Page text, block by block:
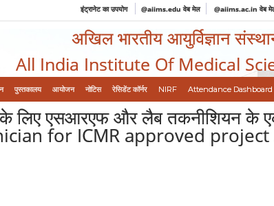
इंट्रानेट का उपयोग @aiims.edu वेब मेल @aiims.ac.in वेब
अखिल भारतीय आयुर्विज्ञान
All India Institute Of Medical
पुस्तकालय आयोजन नोटिस रेसिडेंट कॉर्नर NIRF Attendance Dashboard
के लिए एसआरएफ और लैब तकनीशियन
for ICMR approved project